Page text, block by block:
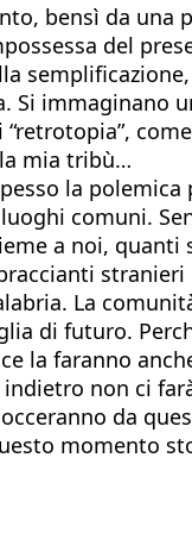
bensì da una
del
Si immaginano
mia tribù…
la
comuni.
a noi, quanti
stranieri
La
di futuro.
la faranno
non ci
da
momento